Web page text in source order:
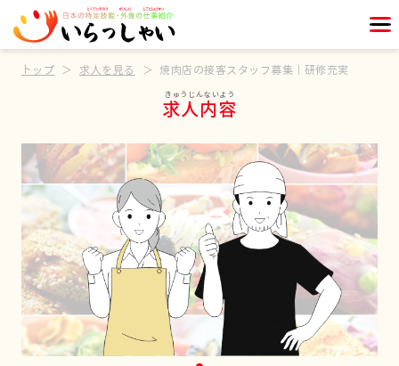
トップ 求人を見る 焼肉店の接客スタッフ募集｜研修充実
求人内容